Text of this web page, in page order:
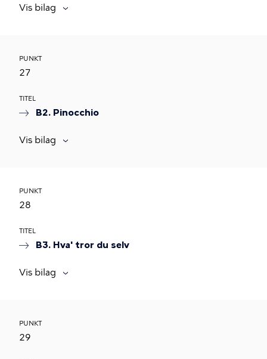
Vis bilag
PUNKT
27
TITEL
B2. Pinocchio
Vis bilag
PUNKT
28
TITEL
B3. Hva' tror du selv
Vis bilag
PUNKT
29